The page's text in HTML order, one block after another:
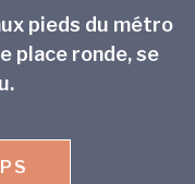
pieds du métro
place ronde, se